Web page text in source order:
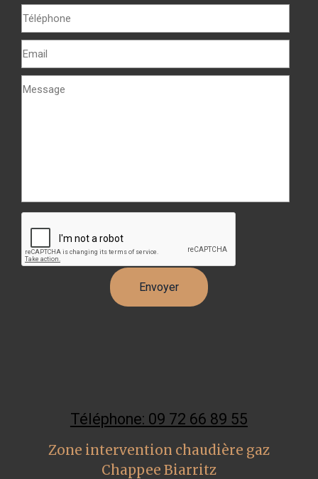
Téléphone: 09 72 66 89 55
Zone intervention chaudière gaz
Chappee Biarritz